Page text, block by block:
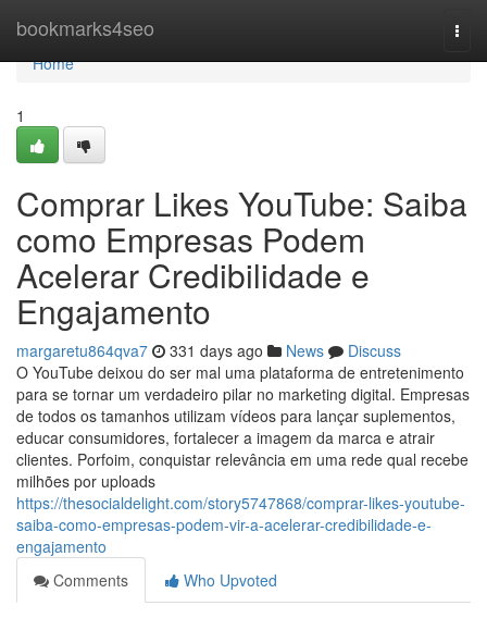
bookmarks4seo
Home
Home
1
Comprar Likes YouTube: Saiba
como Empresas Podem
Acelerar Credibilidade e
Engajamento
margaretu864qva7 331 days ago News
Discuss
O YouTube deixou do ser mal uma plataforma de entretenimento
para se tornar um verdadeiro pilar no marketing digital. Empresas
de todos os tamanhos utilizam vídeos para lançar suplementos,
educar consumidores, fortalecer a imagem da marca e atrair
clientes. Porfoim, conquistar relevância em uma rede qual recebe
milhões por uploads
https://thesocialdelight.com/story5747868/comprar-likes-youtube-
saiba-como-empresas-podem-vir-a-acelerar-credibilidade-e-
engajamento
Comments
Who Upvoted